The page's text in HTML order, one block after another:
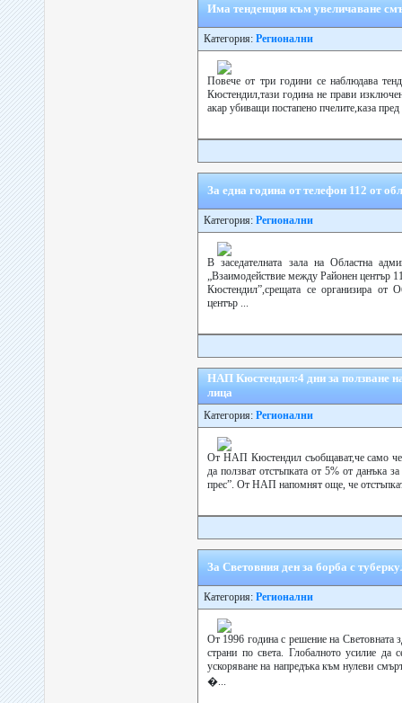
Има тенденция към увеличаване
Категория: Регионални
Повече от три години се наблюдава
Кюстендил,тази година не прави
акар убиващи постапено пчелите,каза
За една година от телефон 112 от
Категория: Регионални
В заседателната зала на Областна
„Взаимодействие между Районен център
Кюстендил”,срещата се организира от
център ...
НАП Кюстендил:4 дни за ползване
лица
Категория: Регионални
От НАП Кюстендил съобщават,че само
да ползват отстъпката от 5% от данъка
прес”. От НАП напомнят още, че
За Световния ден за борба с
Категория: Регионални
От 1996 година с решение на Световната
страни по света. Глобалното усилие
ускоряване на напредъка към нулеви
�...